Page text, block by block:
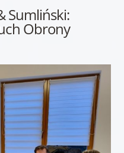
Sumliński:
Obrony